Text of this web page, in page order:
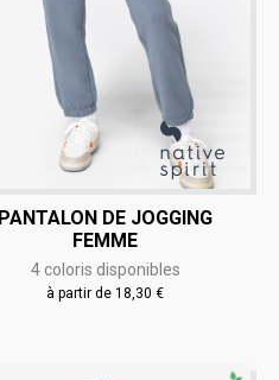
PANTALON DE JOGGING
FEMME
4 coloris disponibles
à partir de 18,30 €